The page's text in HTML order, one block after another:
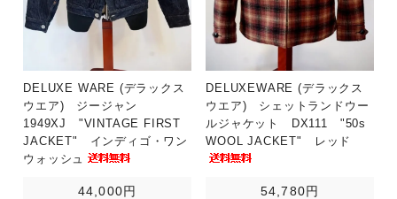
DELUXE WARE (デラックス
ウエア) ジージャン
1949XJ "VINTAGE FIRST
JACKET" インディゴ・ワン
ウォッシュ
44,000円
DELUXEWARE (デラックス
ウエア) シェットランドウー
ルジャケット DX111 "50s
WOOL JACKET" レッド
54,780円